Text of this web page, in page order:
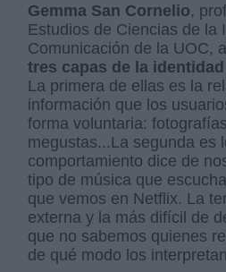
Gemma San Cornelio,
Estudios de Ciencias de la
Comunicación de la UOC,
tres capas de la
La primera de ellas es la
información que los
forma voluntaria:
megustas...La segunda es
comportamiento dice de
tipo de música que
que vemos en Netflix. La
externa y la más difícil de
que no sabemos quienes
de qué modo los